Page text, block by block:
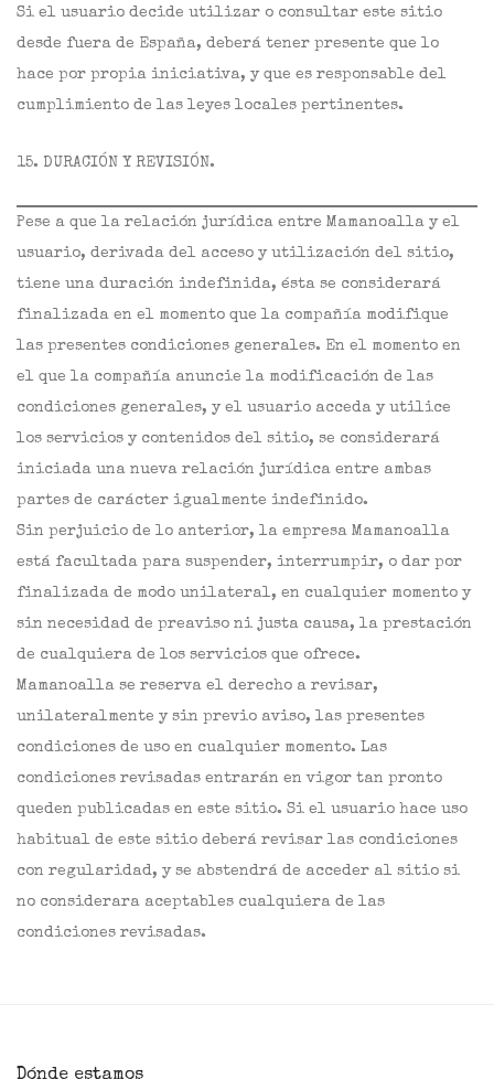
Si el usuario decide utilizar o consultar este sitio
desde fuera de España, deberá tener presente que lo
hace por propia iniciativa, y que es responsable del
cumplimiento de las leyes locales pertinentes.
15. DURACIÓN Y REVISIÓN.
Pese a que la relación jurídica entre Mamanoalla y el
usuario, derivada del acceso y utilización del sitio,
tiene una duración indefinida, ésta se considerará
finalizada en el momento que la compañía modifique
las presentes condiciones generales. En el momento en
el que la compañía anuncie la modificación de las
condiciones generales, y el usuario acceda y utilice
los servicios y contenidos del sitio, se considerará
iniciada una nueva relación jurídica entre ambas
partes de carácter igualmente indefinido.
Sin perjuicio de lo anterior, la empresa Mamanoalla
está facultada para suspender, interrumpir, o dar por
finalizada de modo unilateral, en cualquier momento y
sin necesidad de preaviso ni justa causa, la prestación
de cualquiera de los servicios que ofrece.
Mamanoalla se reserva el derecho a revisar,
unilateralmente y sin previo aviso, las presentes
condiciones de uso en cualquier momento. Las
condiciones revisadas entrarán en vigor tan pronto
queden publicadas en este sitio. Si el usuario hace uso
habitual de este sitio deberá revisar las condiciones
con regularidad, y se abstendrá de acceder al sitio si
no considerara aceptables cualquiera de las
condiciones revisadas.
Dónde estamos